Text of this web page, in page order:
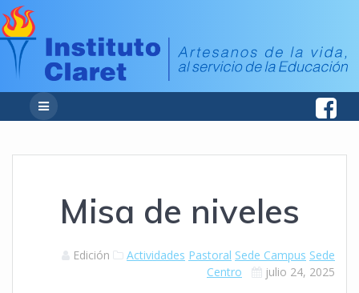
Misa de niveles
Edición Actividades Pastoral Sede Campus Sede
Centro
julio 24, 2025